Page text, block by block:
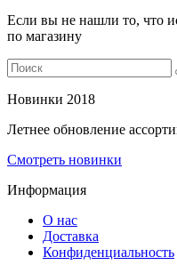
Если вы не нашли то, что
по магазину
Новинки 2018
Летнее обновление
Смотреть новинки
Информация
О нас
Доставка
Конфиденциальность